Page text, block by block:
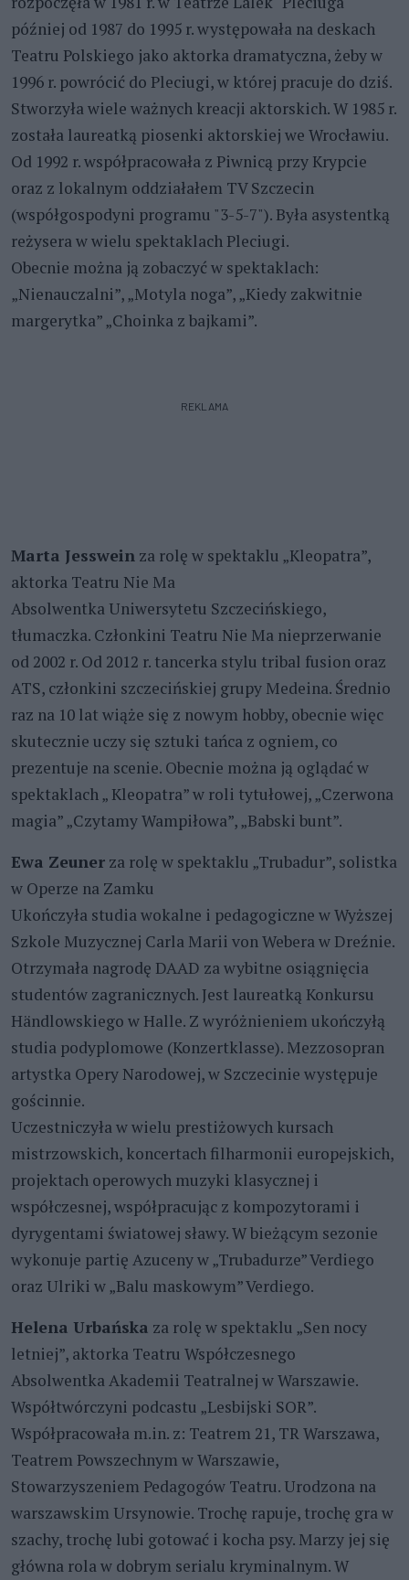
później od 1987 do 1995 r. występowała na deskach
Teatru Polskiego jako aktorka dramatyczna, żeby w
1996 r. powrócić do Pleciugi, w której pracuje do dziś.
Stworzyła wiele ważnych kreacji aktorskich. W 1985 r.
została laureatką piosenki aktorskiej we Wrocławiu.
Od 1992 r. współpracowała z Piwnicą przy Krypcie
oraz z lokalnym oddziałałem TV Szczecin
(współgospodyni programu "3-5-7"). Była asystentką
reżysera w wielu spektaklach Pleciugi.
Obecnie można ją zobaczyć w spektaklach:
„Nienauczalni”, „Motyla noga”, „Kiedy zakwitnie
margerytka” „Choinka z bajkami”.
REKLAMA
Marta Jesswein za rolę w spektaklu „Kleopatra”,
aktorka Teatru Nie Ma
Absolwentka Uniwersytetu Szczecińskiego,
tłumaczka. Członkini Teatru Nie Ma nieprzerwanie
od 2002 r. Od 2012 r. tancerka stylu tribal fusion oraz
ATS, członkini szczecińskiej grupy Medeina. Średnio
raz na 10 lat wiąże się z nowym hobby, obecnie więc
skutecznie uczy się sztuki tańca z ogniem, co
prezentuje na scenie. Obecnie można ją oglądać w
spektaklach „ Kleopatra” w roli tytułowej, „Czerwona
magia” „Czytamy Wampiłowa”, „Babski bunt”.
Ewa Zeuner za rolę w spektaklu „Trubadur”, solistka
w Operze na Zamku
Ukończyła studia wokalne i pedagogiczne w Wyższej
Szkole Muzycznej Carla Marii von Webera w Dreźnie.
Otrzymała nagrodę DAAD za wybitne osiągnięcia
studentów zagranicznych. Jest laureatką Konkursu
Händlowskiego w Halle. Z wyróżnieniem ukończyłą
studia podyplomowe (Konzertklasse). Mezzosopran
artystka Opery Narodowej, w Szczecinie występuje
gościnnie.
Uczestniczyła w wielu prestiżowych kursach
mistrzowskich, koncertach filharmonii europejskich,
projektach operowych muzyki klasycznej i
współczesnej, współpracując z kompozytorami i
dyrygentami światowej sławy. W bieżącym sezonie
wykonuje partię Azuceny w „Trubadurze” Verdiego
oraz Ulriki w „Balu maskowym” Verdiego.
Helena Urbańska za rolę w spektaklu „Sen nocy
letniej”, aktorka Teatru Współczesnego
Absolwentka Akademii Teatralnej w Warszawie.
Współtwórczyni podcastu „Lesbijski SOR”.
Współpracowała m.in. z: Teatrem 21, TR Warszawa,
Teatrem Powszechnym w Warszawie,
Stowarzyszeniem Pedagogów Teatru. Urodzona na
warszawskim Ursynowie. Trochę rapuje, trochę gra w
szachy, trochę lubi gotować i kocha psy. Marzy jej się
główna rola w dobrym serialu kryminalnym. W